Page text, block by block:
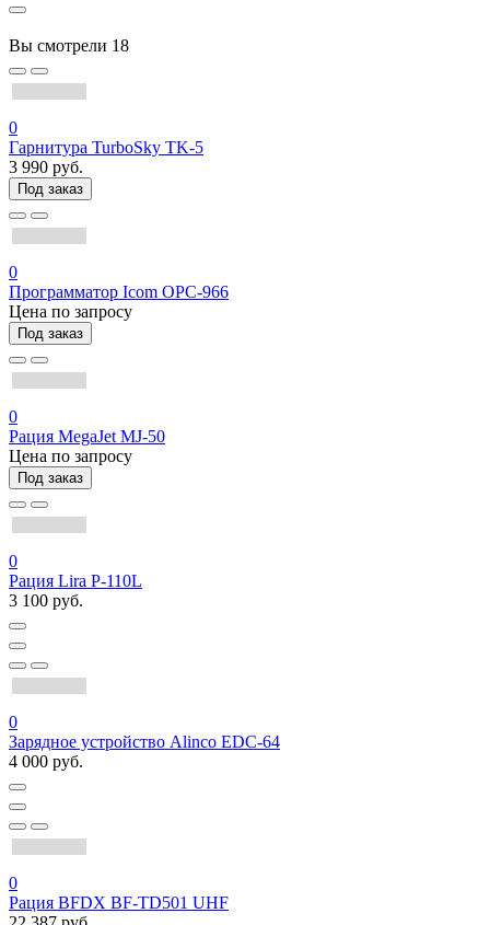
Вы смотрели 18
0
Гарнитура TurboSky TK-5
3 990 руб.
Под заказ
0
Программатор Icom OPC-966
Цена по запросу
Под заказ
0
Рация MegaJet MJ-50
Цена по запросу
Под заказ
0
Рация Lira P-110L
3 100 руб.
0
Зарядное устройство Alinco EDC-64
4 000 руб.
0
Рация BFDX BF-TD501 UHF